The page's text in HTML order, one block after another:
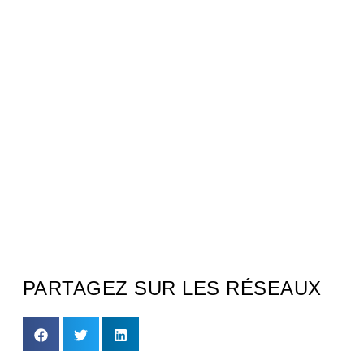
PARTAGEZ SUR LES RÉSEAUX